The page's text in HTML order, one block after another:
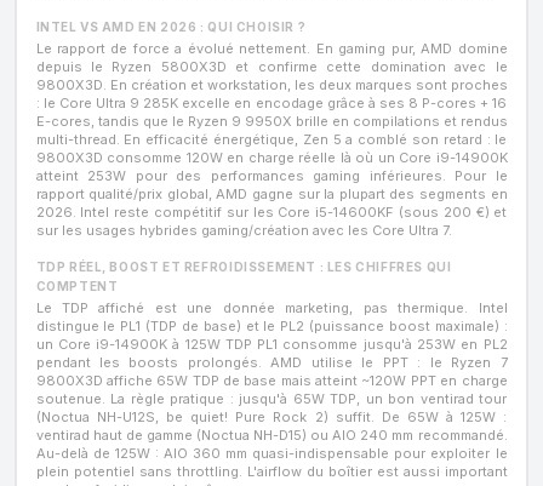
INTEL VS AMD EN 2026 : QUI CHOISIR ?
Le rapport de force a évolué nettement. En gaming pur, AMD domine
depuis le Ryzen 5800X3D et confirme cette domination avec le
9800X3D. En création et workstation, les deux marques sont proches
: le Core Ultra 9 285K excelle en encodage grâce à ses 8 P-cores + 16
E-cores, tandis que le Ryzen 9 9950X brille en compilations et rendus
multi-thread. En efficacité énergétique, Zen 5 a comblé son retard : le
9800X3D consomme 120W en charge réelle là où un Core i9-14900K
atteint 253W pour des performances gaming inférieures. Pour le
rapport qualité/prix global, AMD gagne sur la plupart des segments en
2026. Intel reste compétitif sur les Core i5-14600KF (sous 200 €) et
sur les usages hybrides gaming/création avec les Core Ultra 7.
TDP RÉEL, BOOST ET REFROIDISSEMENT : LES CHIFFRES QUI
COMPTENT
Le TDP affiché est une donnée marketing, pas thermique. Intel
distingue le PL1 (TDP de base) et le PL2 (puissance boost maximale) :
un Core i9-14900K à 125W TDP PL1 consomme jusqu'à 253W en PL2
pendant les boosts prolongés. AMD utilise le PPT : le Ryzen 7
9800X3D affiche 65W TDP de base mais atteint ~120W PPT en charge
soutenue. La règle pratique : jusqu'à 65W TDP, un bon ventirad tour
(Noctua NH-U12S, be quiet! Pure Rock 2) suffit. De 65W à 125W :
ventirad haut de gamme (Noctua NH-D15) ou AIO 240 mm recommandé.
Au-delà de 125W : AIO 360 mm quasi-indispensable pour exploiter le
plein potentiel sans throttling. L'airflow du boîtier est aussi important